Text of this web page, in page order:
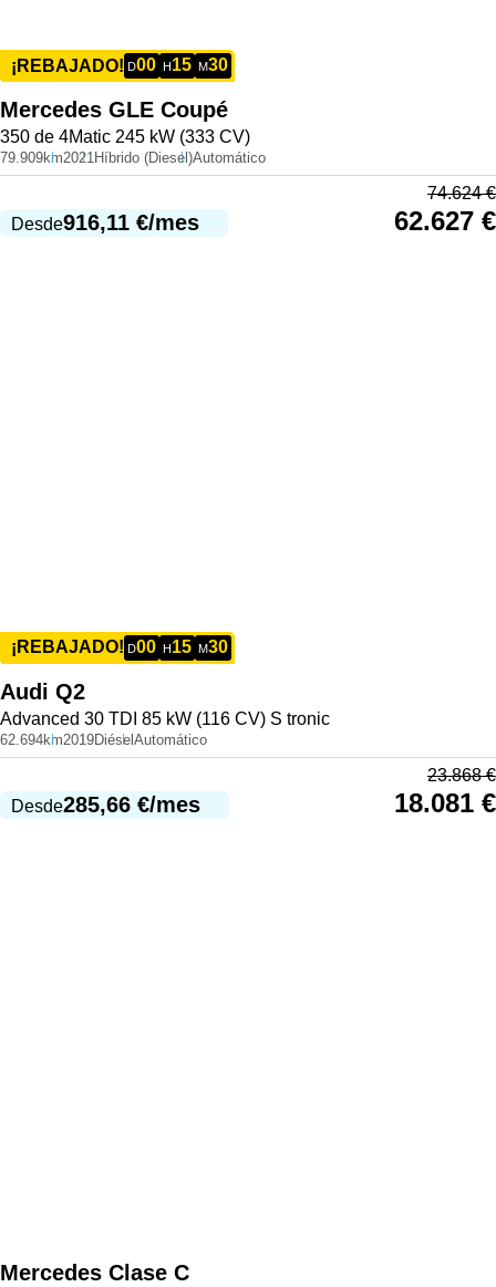
¡REBAJADO! D00 H 15 M30
Mercedes GLE Coupé
350 de 4Matic 245 kW (333 CV)
79.909km2021Híbrido (Diesel)Automático
Desde916,11 €/mes
74.624€
62.627 €
¡REBAJADO! D00 H15 M30
Audi Q2
Advanced 30 TDI 85 kW (116 CV) S tronic
62.694km2019Diésel Automático
Desde285,66 €/mes
23.868€
18.081 €
Mercedes Clase C